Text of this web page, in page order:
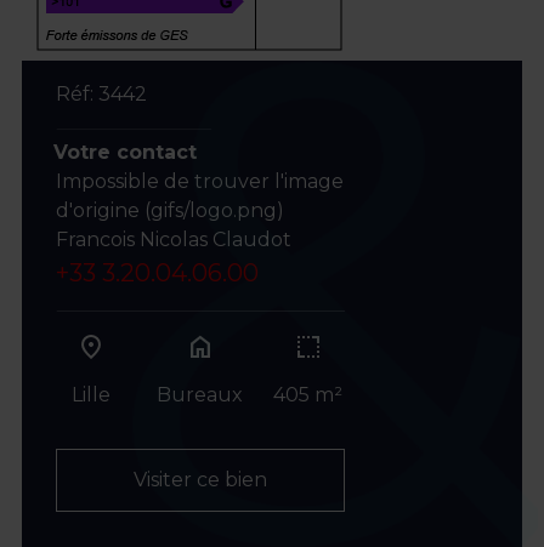
Réf: 3442
Votre contact
Impossible de trouver l'image
d'origine (gifs/logo.png)
Francois Nicolas Claudot
+33 3.20.04.06.00
Lille
home
Bureaux 405 m²
Visiter ce bien